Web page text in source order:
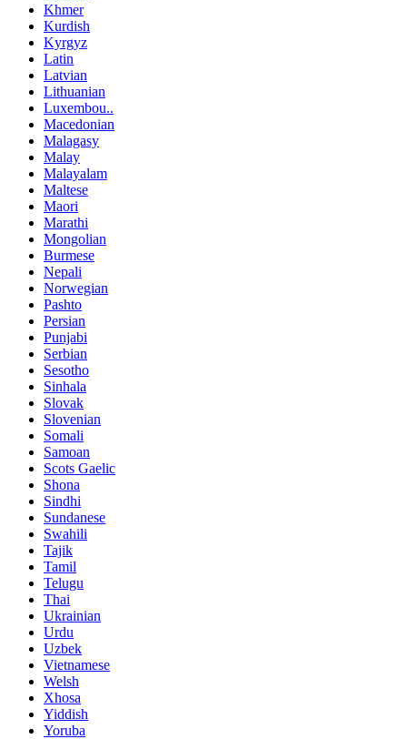
Khmer
Kurdish
Kyrgyz
Latin
Latvian
Lithuanian
Luxembou..
Macedonian
Malagasy
Malay
Malayalam
Maltese
Maori
Marathi
Mongolian
Burmese
Nepali
Norwegian
Pashto
Persian
Punjabi
Serbian
Sesotho
Sinhala
Slovak
Slovenian
Somali
Samoan
Scots Gaelic
Shona
Sindhi
Sundanese
Swahili
Tajik
Tamil
Telugu
Thai
Ukrainian
Urdu
Uzbek
Vietnamese
Welsh
Xhosa
Yiddish
Yoruba